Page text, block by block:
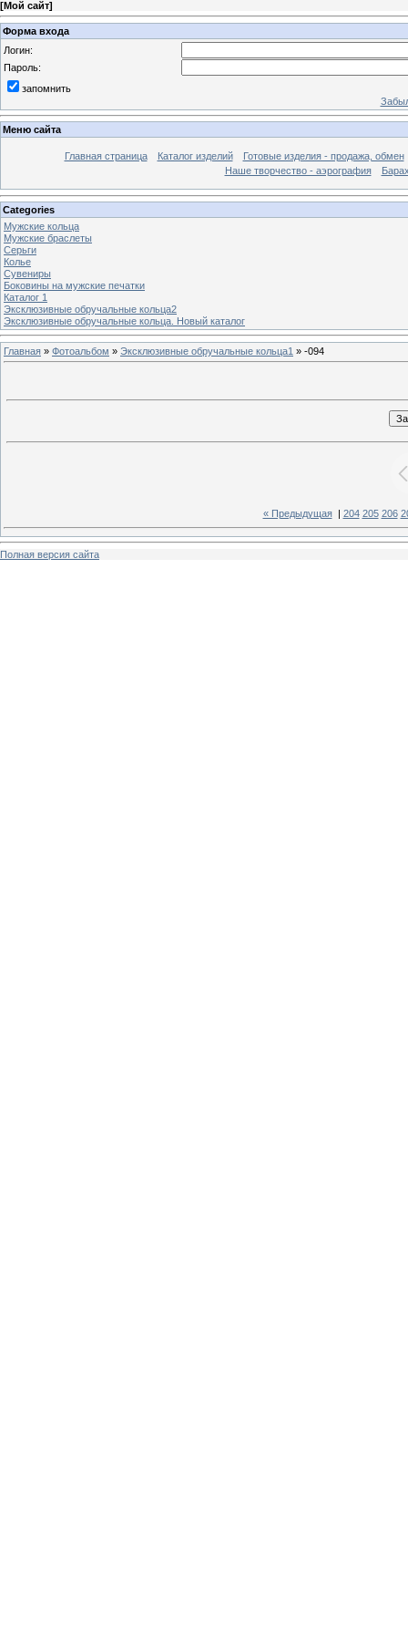
[Мой сайт]
Форма входа
Логин:
Пароль:
запомнить
Меню сайта
Главная страница Каталог изделий
Готовые изделия - продажа, обмен
Наше творчество - аэрография
Categories
Мужские кольца
Мужские браслеты
Серьги
Колье
Сувениры
Боковины на мужские печатки
Каталог 1
Эксклюзивные обручальные кольца2
Эксклюзивные обручальные кольца. Новый каталог
Главная » Фотоальбом » Эксклюзивные обручальные кольца1 » -094
« Предыдущая| 204 205 206
Полная версия сайта